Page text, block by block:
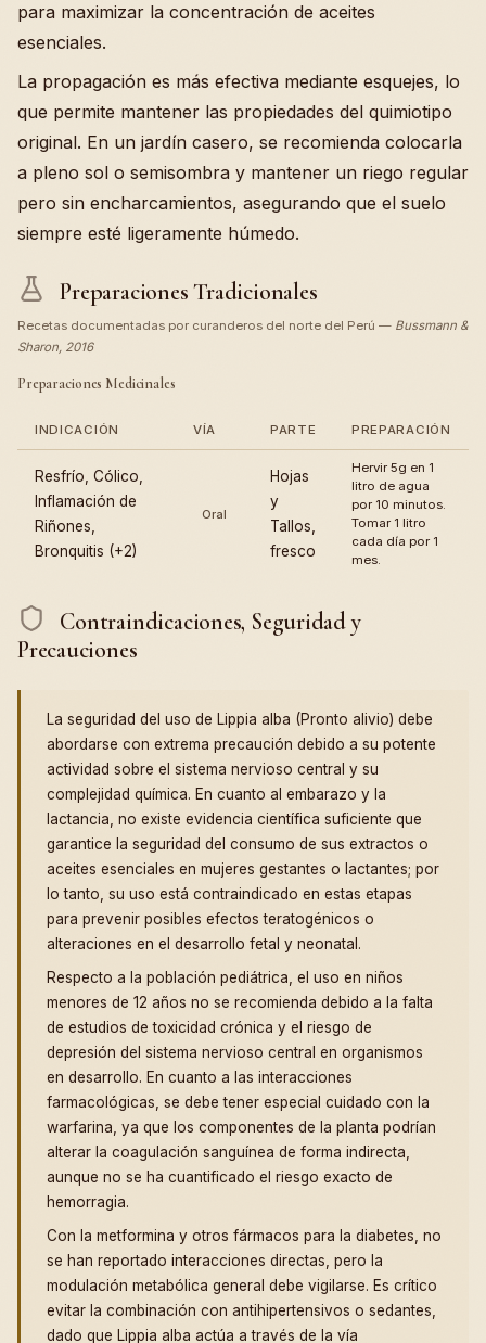
para maximizar la concentración de aceites
esenciales.
La propagación es más efectiva mediante esquejes, lo
que permite mantener las propiedades del quimiotipo
original. En un jardín casero, se recomienda colocarla
a pleno sol o semisombra y mantener un riego regular
pero sin encharcamientos, asegurando que el suelo
siempre esté ligeramente húmedo.
Preparaciones Tradicionales
Recetas documentadas por curanderos del norte del Perú — Bussmann &
Sharon, 2016
Preparaciones Medicinales
INDICACIÓN VÍA PARTE PREPARACIÓN
Resfrío, Cólico,
Inflamación de
Riñones,
Bronquitis (+2)
Oral
Hojas
y
Tallos,
fresco
Hervir 5g en 1
litro de agua
por 10 minutos.
Tomar 1 litro
cada día por 1
mes.
Contraindicaciones, Seguridad y
Precauciones
La seguridad del uso de Lippia alba (Pronto alivio) debe
abordarse con extrema precaución debido a su potente
actividad sobre el sistema nervioso central y su
complejidad química. En cuanto al embarazo y la
lactancia, no existe evidencia científica suficiente que
garantice la seguridad del consumo de sus extractos o
aceites esenciales en mujeres gestantes o lactantes; por
lo tanto, su uso está contraindicado en estas etapas
para prevenir posibles efectos teratogénicos o
alteraciones en el desarrollo fetal y neonatal.
Respecto a la población pediátrica, el uso en niños
menores de 12 años no se recomienda debido a la falta
de estudios de toxicidad crónica y el riesgo de
depresión del sistema nervioso central en organismos
en desarrollo. En cuanto a las interacciones
farmacológicas, se debe tener especial cuidado con la
warfarina, ya que los componentes de la planta podrían
alterar la coagulación sanguínea de forma indirecta,
aunque no se ha cuantificado el riesgo exacto de
hemorragia.
Con la metformina y otros fármacos para la diabetes, no
se han reportado interacciones directas, pero la
modulación metabólica general debe vigilarse. Es crítico
evitar la combinación con antihipertensivos o sedantes,
dado que Lippia alba actúa a través de la vía